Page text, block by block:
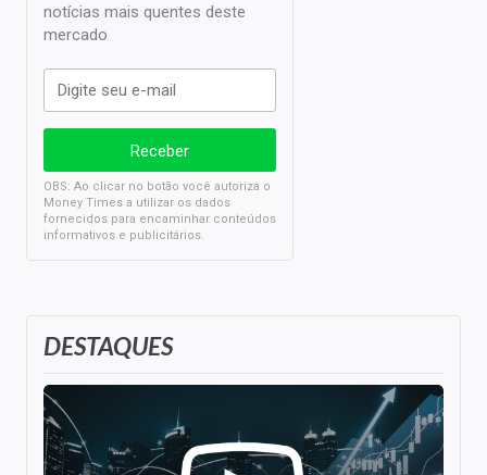
DESTAQUES
notícias mais quentes deste
mercado
OBS: Ao clicar no botão você autoriza o
Money Times a utilizar os dados
fornecidos para encaminhar conteúdos
informativos e publicitários.